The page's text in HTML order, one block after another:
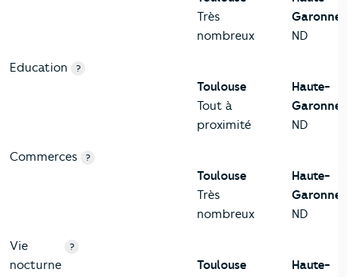
Très
nombreux
Garonne
ND
Education ?
Toulouse
Tout à
proximité
Haute-
Garonne
ND
Commerces ?
Toulouse
Très
nombreux
Haute-
Garonne
ND
Vie
nocturne
?
Toulouse
Haute-